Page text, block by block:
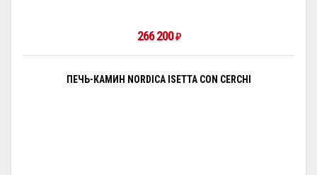
266 200 ₽
ПЕЧЬ-КАМИН NORDICA ISETTA CON CERCHI